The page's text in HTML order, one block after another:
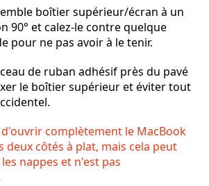
boîtier supérieur/écran à un
90° et calez-le contre quelque
pour ne pas avoir à le tenir.
de ruban adhésif près du pavé
le boîtier supérieur et éviter tout
complètement le MacBook
deux côtés à plat, mais cela peut
nappes et n'est pas